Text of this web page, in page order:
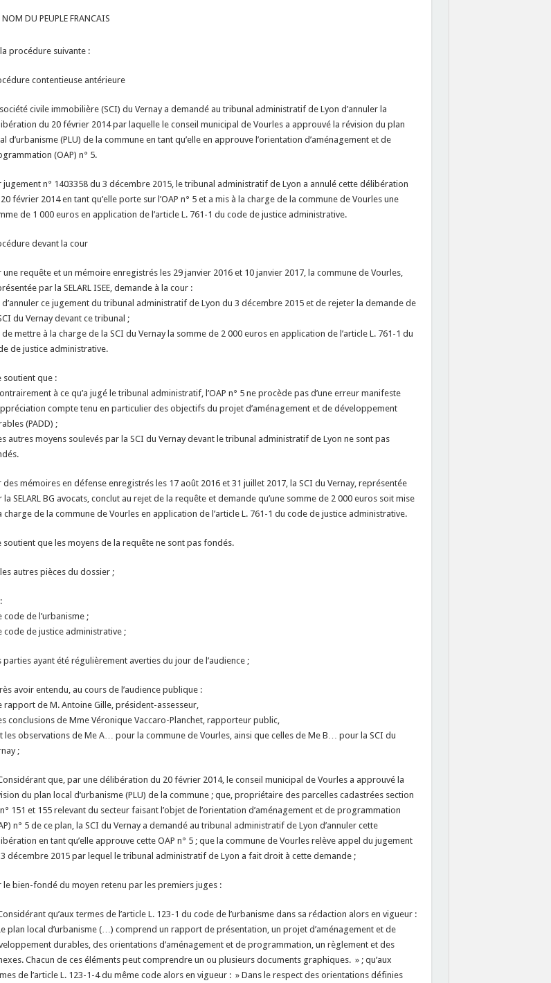
DU PEUPLE FRANCAIS
procédure suivante :
contentieuse antérieure
civile immobilière (SCI) du Vernay a demandé au tribunal administratif de Lyon d’annuler la
du 20 février 2014 par laquelle le conseil municipal de Vourles a approuvé la révision du plan
d’urbanisme (PLU) de la commune en tant qu’elle en approuve l’orientation d’aménagement et de
(OAP) n° 5.
jugement n° 1403358 du 3 décembre 2015, le tribunal administratif de Lyon a annulé cette délibération
février 2014 en tant qu’elle porte sur l’OAP n° 5 et a mis à la charge de la commune de Vourles une
de 1 000 euros en application de l’article L. 761-1 du code de justice administrative.
devant la cour
une requête et un mémoire enregistrés les 29 janvier 2016 et 10 janvier 2017, la commune de Vourles,
par la SELARL ISEE, demande à la cour :
d’annuler ce jugement du tribunal administratif de Lyon du 3 décembre 2015 et de rejeter la demande de
du Vernay devant ce tribunal ;
de mettre à la charge de la SCI du Vernay la somme de 2 000 euros en application de l’article L. 761-1 du
de justice administrative.
soutient que :
à ce qu’a jugé le tribunal administratif, l’OAP n° 5 ne procède pas d’une erreur manifeste
compte tenu en particulier des objectifs du projet d’aménagement et de développement
(PADD) ;
autres moyens soulevés par la SCI du Vernay devant le tribunal administratif de Lyon ne sont pas
des mémoires en défense enregistrés les 17 août 2016 et 31 juillet 2017, la SCI du Vernay, représentée
la SELARL BG avocats, conclut au rejet de la requête et demande qu’une somme de 2 000 euros soit mise
charge de la commune de Vourles en application de l’article L. 761-1 du code de justice administrative.
soutient que les moyens de la requête ne sont pas fondés.
autres pièces du dossier ;
code de l’urbanisme ;
code de justice administrative ;
parties ayant été régulièrement averties du jour de l’audience ;
avoir entendu, au cours de l’audience publique :
rapport de M. Antoine Gille, président-assesseur,
conclusions de Mme Véronique Vaccaro-Planchet, rapporteur public,
les observations de Me A… pour la commune de Vourles, ainsi que celles de Me B… pour la SCI du
;
que, par une délibération du 20 février 2014, le conseil municipal de Vourles a approuvé la
du plan local d’urbanisme (PLU) de la commune ; que, propriétaire des parcelles cadastrées section
151 et 155 relevant du secteur faisant l’objet de l’orientation d’aménagement et de programmation
n° 5 de ce plan, la SCI du Vernay a demandé au tribunal administratif de Lyon d’annuler cette
en tant qu’elle approuve cette OAP n° 5 ; que la commune de Vourles relève appel du jugement
décembre 2015 par lequel le tribunal administratif de Lyon a fait droit à cette demande ;
le bien-fondé du moyen retenu par les premiers juges :
qu’aux termes de l’article L. 123-1 du code de l’urbanisme dans sa rédaction alors en vigueur :
plan local d’urbanisme (…) comprend un rapport de présentation, un projet d’aménagement et de
durables, des orientations d’aménagement et de programmation, un règlement et des
Chacun de ces éléments peut comprendre un ou plusieurs documents graphiques. » ; qu’aux
de l’article L. 123-1-4 du même code alors en vigueur : » Dans le respect des orientations définies